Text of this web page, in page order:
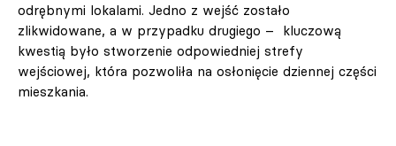
odrębnymi lokalami. Jedno z wejść zostało
zlikwidowane, a w przypadku drugiego – kluczową
kwestią było stworzenie odpowiedniej strefy
wejściowej, która pozwoliła na osłonięcie dziennej części
mieszkania.